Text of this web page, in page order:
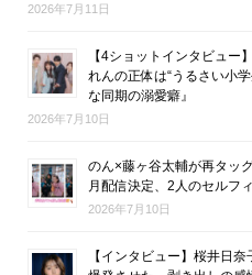
2026年7月11日
【4ショットインタビュー
れんの正体は“うるさい小
な同期の溺愛癖』
2026年7月10日
のん×藤ヶ谷太輔が再タッ
月配信決定、2人のセルフ
2026年7月10日
【インタビュー】桜井日